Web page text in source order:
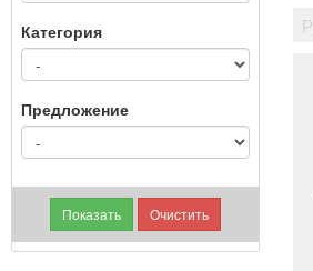
Категория
Предложение